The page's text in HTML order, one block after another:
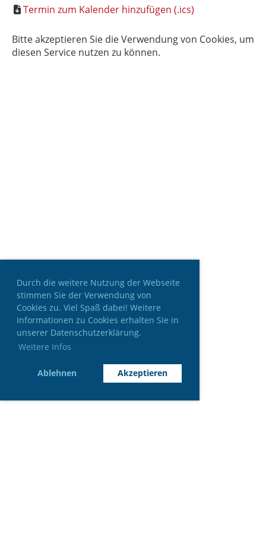
Durch die weitere Nutzung der Webseite
stimmen Sie der Verwendung von
Cookies zu. Viel Spaß dabei! Weitere
Informationen zu Cookies erhalten Sie in
unserer Datenschutzerklärung.
Weitere Infos
Ablehnen Akzeptieren
Termin zum Kalender hinzufügen (.ics)
Bitte akzeptieren Sie die Verwendung von Cookies, um
diesen Service nutzen zu können.